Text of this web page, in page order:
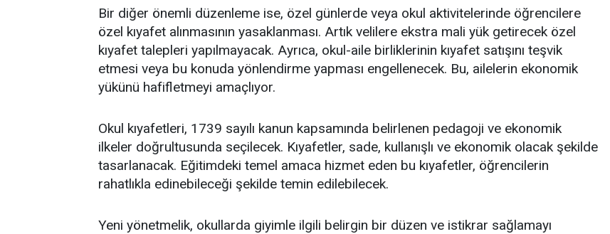
Bir diğer önemli düzenleme ise, özel günlerde veya okul aktivitelerinde öğrencilere
özel kıyafet alınmasının yasaklanması. Artık velilere ekstra mali yük getirecek özel
kıyafet talepleri yapılmayacak. Ayrıca, okul-aile birliklerinin kıyafet satışını teşvik
etmesi veya bu konuda yönlendirme yapması engellenecek. Bu, ailelerin ekonomik
yükünü hafifletmeyi amaçlıyor.
Okul kıyafetleri, 1739 sayılı kanun kapsamında belirlenen pedagoji ve ekonomik
ilkeler doğrultusunda seçilecek. Kıyafetler, sade, kullanışlı ve ekonomik olacak şekilde
tasarlanacak. Eğitimdeki temel amaca hizmet eden bu kıyafetler, öğrencilerin
rahatlıkla edinebileceği şekilde temin edilebilecek.
Yeni yönetmelik, okullarda giyimle ilgili belirgin bir düzen ve istikrar sağlamayı